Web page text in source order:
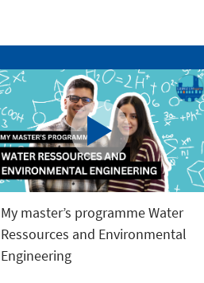
My master’s programme Water
Ressources and Environmental
Engineering